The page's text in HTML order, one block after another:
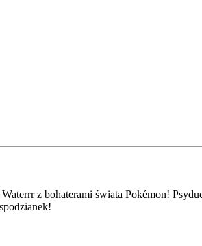
z bohaterami świata Pokémon!